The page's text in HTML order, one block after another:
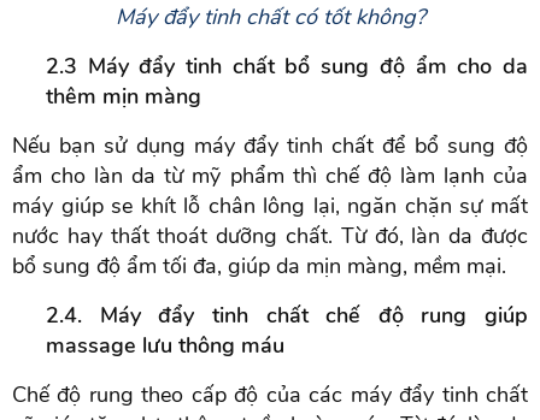
Máy đẩy tinh chất có tốt không?
2.3 Máy đẩy tinh chất bổ sung độ ẩm cho da
thêm mịn màng
Nếu bạn sử dụng máy đẩy tinh chất để bổ sung độ
ẩm cho làn da từ mỹ phẩm thì chế độ làm lạnh của
máy giúp se khít lỗ chân lông lại, ngăn chặn sự mất
nước hay thất thoát dưỡng chất. Từ đó, làn da được
bổ sung độ ẩm tối đa, giúp da mịn màng, mềm mại.
2.4. Máy đẩy tinh chất chế độ rung giúp
massage lưu thông máu
Chế độ rung theo cấp độ của các máy đẩy tinh chất